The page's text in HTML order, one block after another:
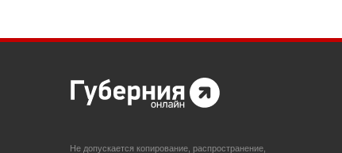
Не допускается копирование, распространение,